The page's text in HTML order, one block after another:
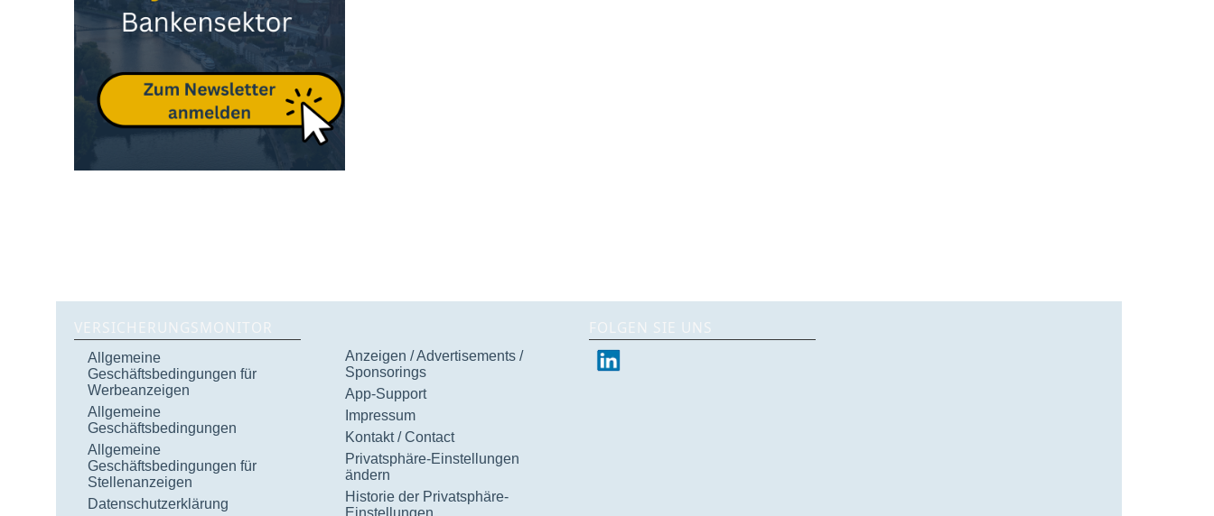
VERSICHERUNGSMONITOR
Allgemeine
Geschäftsbedingungen für
Werbeanzeigen
Allgemeine
Geschäftsbedingungen
Allgemeine
Geschäftsbedingungen für
Stellenanzeigen
Datenschutzerklärung
Anzeigen / Advertisements /
Sponsorings
App-Support
Impressum
Kontakt / Contact
Privatsphäre-Einstellungen
ändern
Historie der Privatsphäre-
Einstellungen
FOLGEN SIE UNS